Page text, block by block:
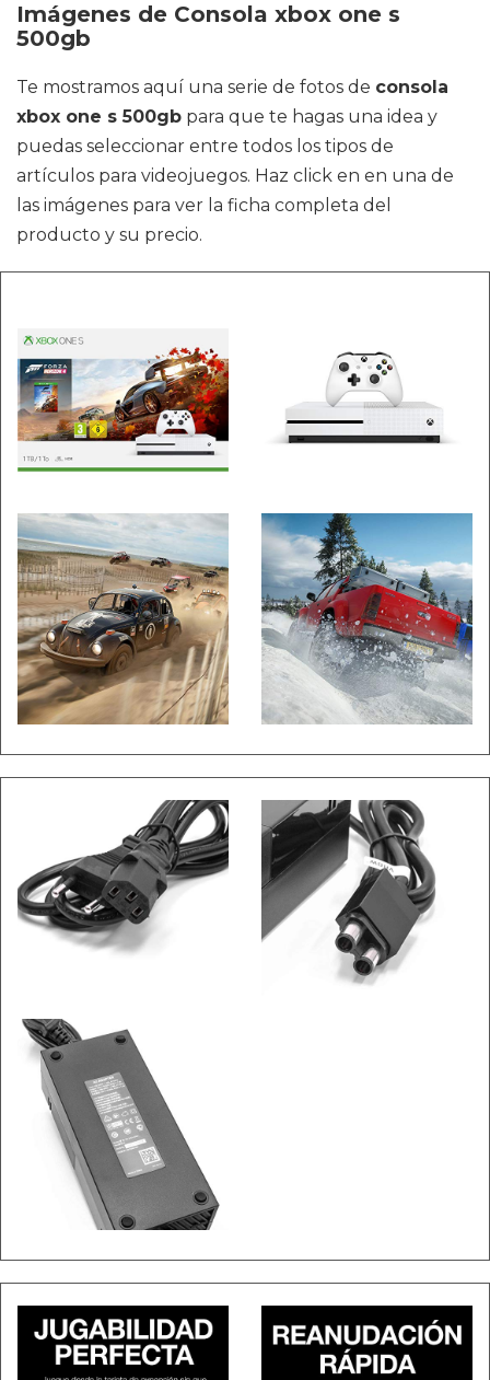
Imágenes de Consola xbox one s
500gb
Te mostramos aquí una serie de fotos de consola
xbox one s 500gb para que te hagas una idea y
puedas seleccionar entre todos los tipos de
artículos para videojuegos. Haz click en en una de
las imágenes para ver la ficha completa del
producto y su precio.